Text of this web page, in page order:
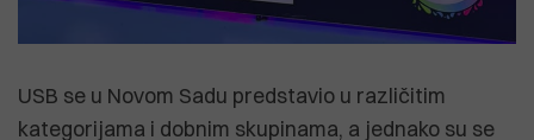
USB se u Novom Sadu predstavio u različitim
kategorijama i dobnim skupinama, a jednako su se